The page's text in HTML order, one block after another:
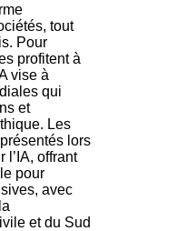
tout
Pour
profitent à
vise à
qui
et
Les
lors
l’IA, offrant
pour
avec
et du Sud